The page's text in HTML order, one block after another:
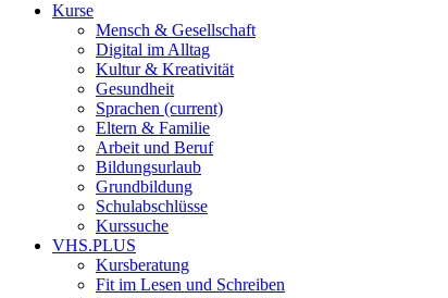
Kurse
Mensch & Gesellschaft
Digital im Alltag
Kultur & Kreativität
Gesundheit
Sprachen (current)
Eltern & Familie
Arbeit und Beruf
Bildungsurlaub
Grundbildung
Schulabschlüsse
Kurssuche
VHS.PLUS
Kursberatung
Fit im Lesen und Schreiben